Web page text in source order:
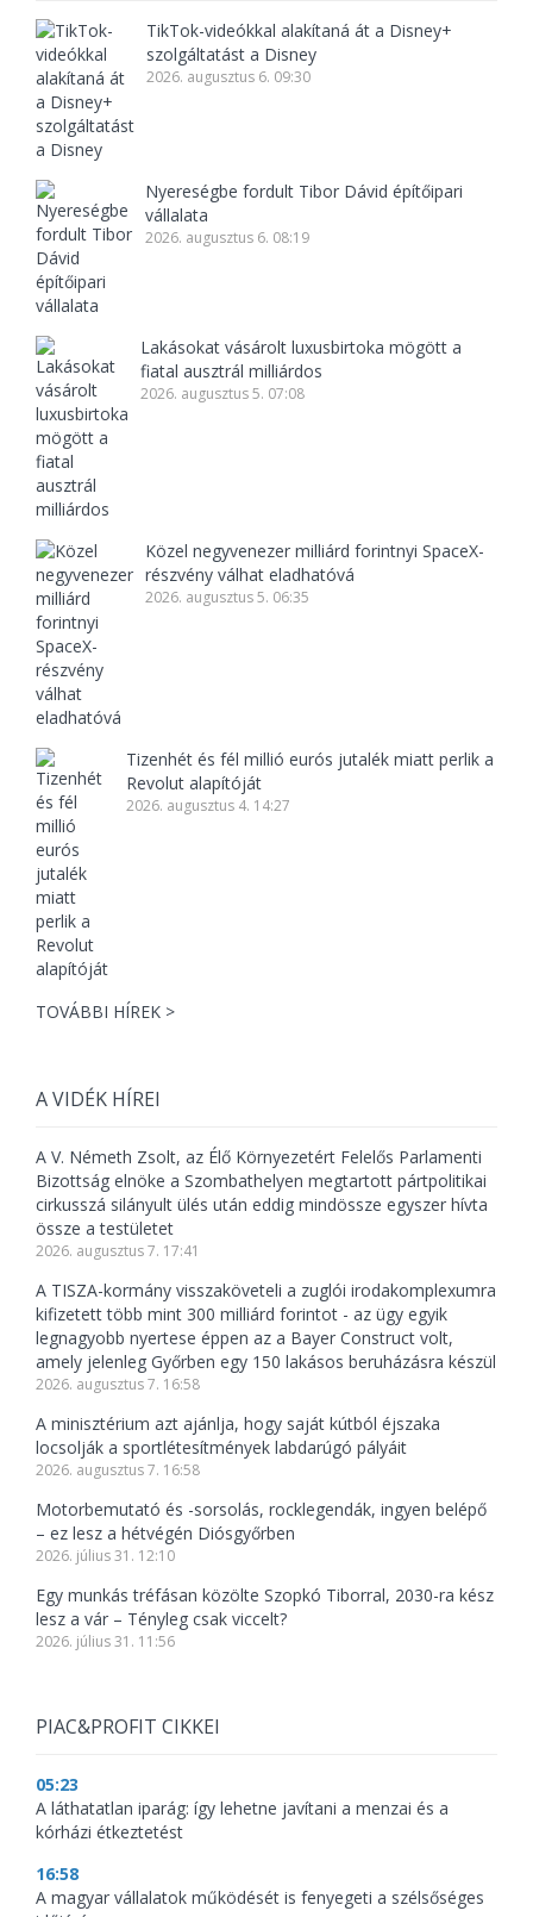
TikTok-videókkal alakítaná át a Disney+
szolgáltatást a Disney
2026. augusztus 6. 09:30
Nyereségbe fordult Tibor Dávid építőipari
vállalata
2026. augusztus 6. 08:19
Lakásokat vásárolt luxusbirtoka mögött a
fiatal ausztrál milliárdos
2026. augusztus 5. 07:08
Közel negyvenezer milliárd forintnyi SpaceX-
részvény válhat eladhatóvá
2026. augusztus 5. 06:35
Tizenhét és fél millió eurós jutalék miatt perlik a
Revolut alapítóját
2026. augusztus 4. 14:27
TOVÁBBI HÍREK >
A VIDÉK HÍREI
A V. Németh Zsolt, az Élő Környezetért Felelős Parlamenti
Bizottság elnöke a Szombathelyen megtartott pártpolitikai
cirkusszá silányult ülés után eddig mindössze egyszer hívta
össze a testületet
2026. augusztus 7. 17:41
A TISZA-kormány visszaköveteli a zuglói irodakomplexumra
kifizetett több mint 300 milliárd forintot - az ügy egyik
legnagyobb nyertese éppen az a Bayer Construct volt,
amely jelenleg Győrben egy 150 lakásos beruházásra készül
2026. augusztus 7. 16:58
A minisztérium azt ajánlja, hogy saját kútból éjszaka
locsolják a sportlétesítmények labdarúgó pályáit
2026. augusztus 7. 16:58
Motorbemutató és -sorsolás, rocklegendák, ingyen belépő
– ez lesz a hétvégén Diósgyőrben
2026. július 31. 12:10
Egy munkás tréfásan közölte Szopkó Tiborral, 2030-ra kész
lesz a vár – Tényleg csak viccelt?
2026. július 31. 11:56
PIAC&PROFIT CIKKEI
05:23
A láthatatlan iparág: így lehetne javítani a menzai és a
kórházi étkeztetést
16:58
A magyar vállalatok működését is fenyegeti a szélsőséges